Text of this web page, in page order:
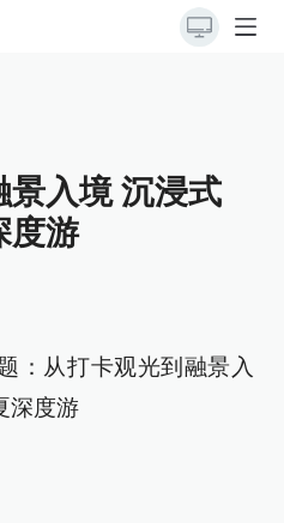
景入境 沉浸式
度游
：从打卡观光到融景入
深度游